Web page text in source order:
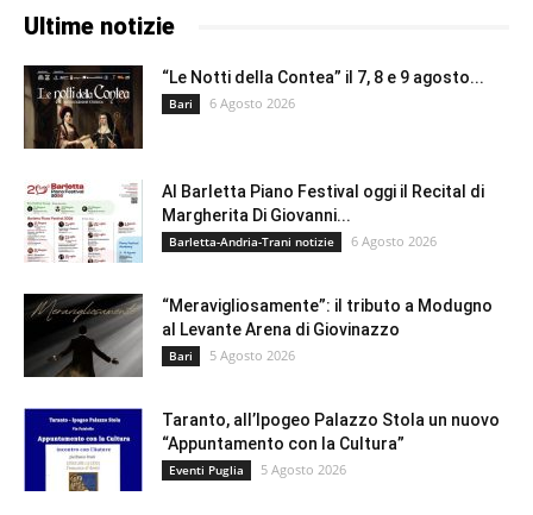
Ultime notizie
“Le Notti della Contea” il 7, 8 e 9 agosto...
Bari 6 Agosto 2026
Al Barletta Piano Festival oggi il Recital di
Margherita Di Giovanni...
Barletta-Andria-Trani notizie 6 Agosto 2026
“Meravigliosamente”: il tributo a Modugno
al Levante Arena di Giovinazzo
Bari 5 Agosto 2026
Taranto, all’Ipogeo Palazzo Stola un nuovo
“Appuntamento con la Cultura”
Eventi Puglia 5 Agosto 2026